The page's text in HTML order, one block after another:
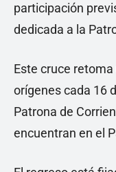
participación
dedicada a la
Este cruce
orígenes cada 16
Patrona de
encuentran en el